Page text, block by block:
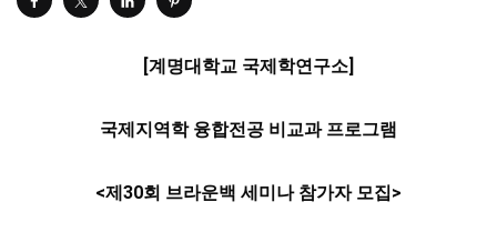
[계명대학교 국제학연구소]
국제지역학 융합전공 비교과 프로그램
<제30회 브라운백 세미나 참가자 모집>